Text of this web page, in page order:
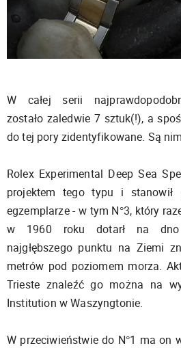
W całej serii
zostało zaledwie 7 sztuk(!), a
do tej pory zidentyfikowane. Są
Rolex Experimental Deep Sea
projektem tego typu i stanowił
egzemplarze - w tym N°3, który
w 1960 roku dotarł na dno
najgłębszego punktu na Ziemi
metrów pod poziomem morza.
Trieste znaleźć go można na
Institution w Waszyngtonie.
W przeciwieństwie do N°1 ma on